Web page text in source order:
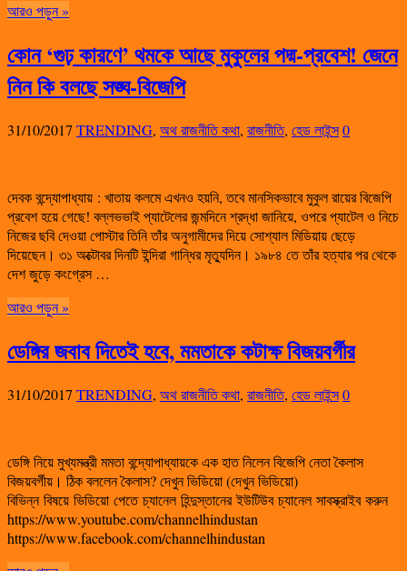
আরও পড়ুন »
কোন ‘গুঢ় কারণে’ থমকে আছে মুকুলের পদ্ম-প্রবেশ! জেনে
নিন কি বলছে সঙ্ঘ-বিজেপি
31/10/2017 TRENDING, অথ রাজনীতি কথা, রাজনীতি, হেড লাইন্স0
দেবক বন্দ্যোপাধ্যায় : খাতায় কলমে এখনও হয়নি, তবে মানসিকভাবে মুকুল রায়ের বিজেপি
প্রবেশ হয়ে গেছে! বল্লভভাই প্যাটেলের জন্মদিনে শ্রদ্ধা জানিয়ে, ওপরে প্যাটেল ও নিচে
নিজের ছবি দেওয়া পোস্টার তিনি তাঁর অনুগামীদের দিয়ে সোশ্যাল মিডিয়ায় ছেড়ে
দিয়েছেন। ৩১ অক্টোবর দিনটি ইন্দিরা গান্ধির মৃত্যুদিন। ১৯৮৪ তে তাঁর হত্যার পর থেকে
দেশ জুড়ে কংগ্রেস …
আরও পড়ুন »
ডেঙ্গির জবাব দিতেই হবে, মমতাকে কটাক্ষ বিজয়বর্গীর
31/10/2017 TRENDING, অথ রাজনীতি কথা, রাজনীতি, হেড লাইন্স0
ডেঙ্গি নিয়ে মুখ্যমন্ত্রী মমতা বন্দ্যোপাধ্যায়কে এক হাত নিলেন বিজেপি নেতা কৈলাস
বিজয়বর্গীয়। ঠিক বললেন কৈলাস? দেখুন ভিডিয়ো (দেখুন ভিডিয়ো)
বিভিন্ন বিষয়ে ভিডিয়ো পেতে চ্যানেল হিন্দুস্তানের ইউটিউব চ্যানেল সাবস্ক্রাইব করুন
https://www.youtube.com/channelhindustan
https://www.facebook.com/channelhindustan